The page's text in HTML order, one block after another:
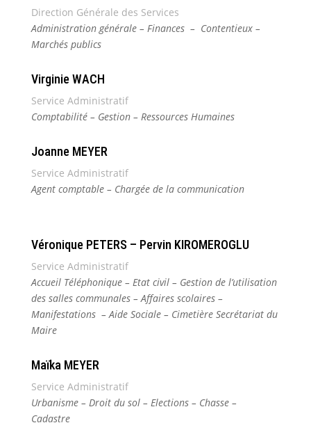
Direction Générale des Services
Administration générale – Finances – Contentieux –
Marchés publics
Virginie WACH
Service Administratif
Comptabilité – Gestion – Ressources Humaines
Joanne MEYER
Service Administratif
Agent comptable – Chargée de la communication
Véronique PETERS – Pervin KIROMEROGLU
Service Administratif
Accueil Téléphonique – Etat civil – Gestion de l’utilisation
des salles communales – Affaires scolaires –
Manifestations – Aide Sociale – Cimetière Secrétariat du
Maire
Maïka MEYER
Service Administratif
Urbanisme – Droit du sol – Elections – Chasse –
Cadastre